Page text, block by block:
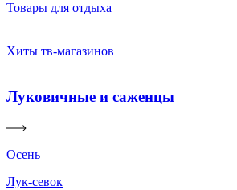
Товары для отдыха
Хиты тв-магазинов
Луковичные и саженцы
Осень
Лук-севок